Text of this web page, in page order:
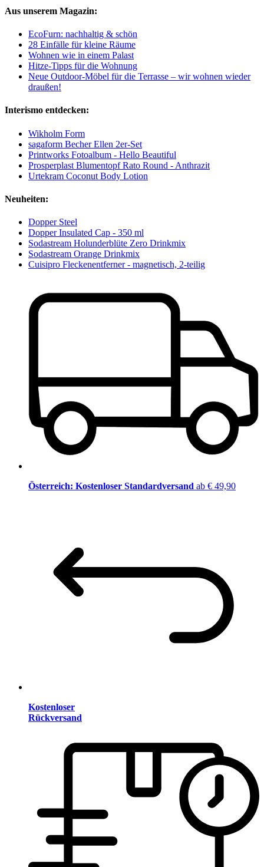
Aus unserem Magazin:
EcoFurn: nachhaltig & schön
28 Einfälle für kleine Räume
Wohnen wie in einem Palast
Hitze-Tipps für die Wohnung
Neue Outdoor-Möbel für die Terrasse – wir wohnen wieder
draußen!
Interismo entdecken:
Wikholm Form
sagaform Becher Ellen 2er-Set
Printworks Fotoalbum - Hello Beautiful
Prosperplast Blumentopf Rato Round - Anthrazit
Urtekram Coconut Body Lotion
Neuheiten:
Dopper Steel
Dopper Insulated Cap - 350 ml
Sodastream Holunderblüte Zero Drinkmix
Sodastream Orange Drinkmix
Cuisipro Fleckenentferner - magnetisch, 2-teilig
Österreich: Kostenloser Standardversand ab € 49,90
Kostenloser
Rückversand